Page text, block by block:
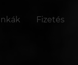
Fizetés